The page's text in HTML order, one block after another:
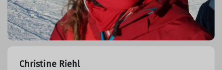
Christine Riehl